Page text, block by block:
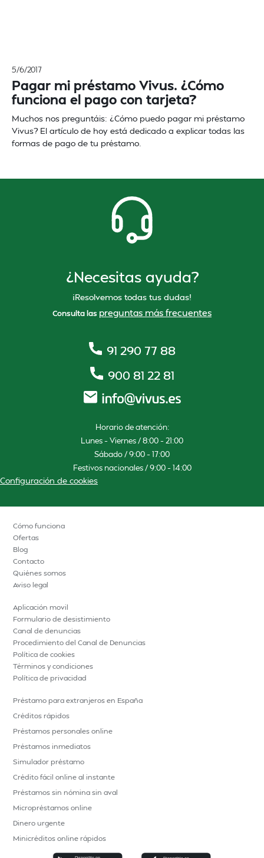
5/6/2017
Pagar mi préstamo Vivus. ¿Cómo
funciona el pago con tarjeta?
Muchos nos preguntáis: ¿Cómo puedo pagar mi préstamo
Vivus? El artículo de hoy está dedicado a explicar todas las
formas de pago de tu préstamo.
¿Necesitas ayuda?
¡Resolvemos todas tus dudas!
Consulta las preguntas más frecuentes
91 290 77 88
900 81 22 81
Horario de atención:
Lunes – Viernes / 8:00 – 21:00
Sábado / 9:00 – 17:00
Festivos nacionales / 9:00 – 14:00
Configuración de cookies
Cómo funciona
Ofertas
Blog
Contacto
Quiénes somos
Aviso legal
Aplicación movil
Formulario de desistimiento
Canal de denuncias
Procedimiento del Canal de Denuncias
Política de cookies
Términos y condiciones
Política de privacidad
Préstamo para extranjeros en España
Créditos rápidos
Préstamos personales online
Préstamos inmediatos
Simulador préstamo
Crédito fácil online al instante
Préstamos sin nómina sin aval
Micropréstamos online
Dinero urgente
Minicréditos online rápidos